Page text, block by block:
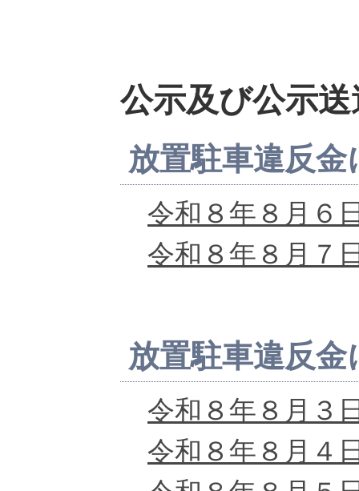
公示及び公示
放置駐車違反
令和８年８月６
令和８年８月７
放置駐車違反
令和８年８月３
令和８年８月４